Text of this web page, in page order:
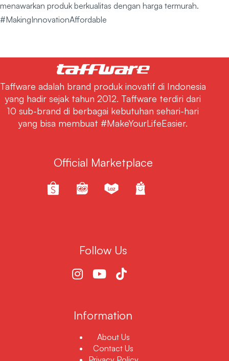
menawarkan produk berkualitas dengan harga termurah.
#MakingInnovationAffordable
Taffware adalah brand produk inovatif di Indonesia
yang hadir sejak tahun 2012. Taffware terdiri dari
10 sub-brand di berbagai kebutuhan sehari-hari
yang bisa membuat #MakeYourLifeEasier.
Official Marketplace
Follow Us
Information
About Us
Contact Us